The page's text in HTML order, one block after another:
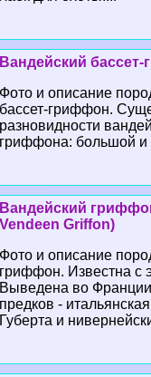
Вандейский
Фото и описание
бассет-гриффон.
разновидности
гриффона: большой и
Вандейский
Vendeen Griffon)
Фото и описание
гриффон. Известна с
Выведена во
предков -
Губерта и